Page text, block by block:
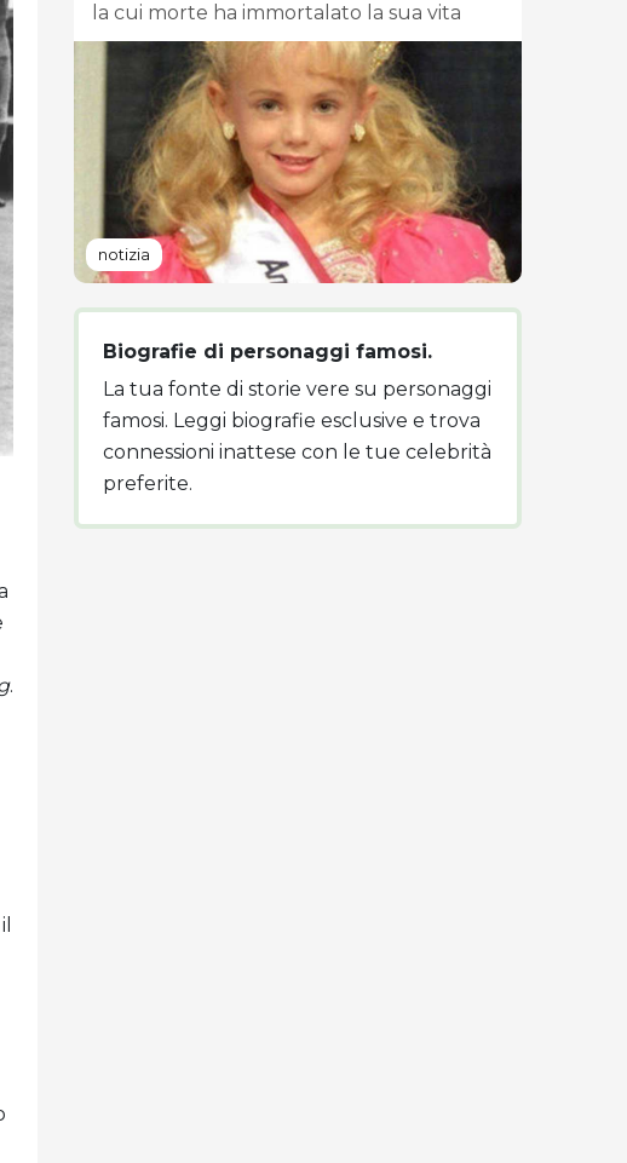
.
la cui morte ha immortalato la sua vita
notizia
Biografie di personaggi famosi.
La tua fonte di storie vere su personaggi
famosi. Leggi biografie esclusive e trova
connessioni inattese con le tue celebrità
preferite.